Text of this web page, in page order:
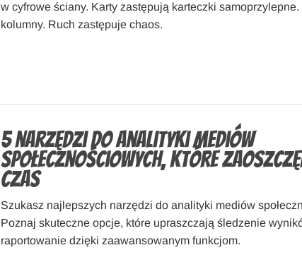
w cyfrowe ściany. Karty zastępują karteczki
kolumny. Ruch zastępuje chaos.
5 narzędzi do analityki mediów
społecznościowych, które
czas
Szukasz najlepszych narzędzi do analityki mediów
Poznaj skuteczne opcje, które upraszczają śledzenie
raportowanie dzięki zaawansowanym funkcjom.